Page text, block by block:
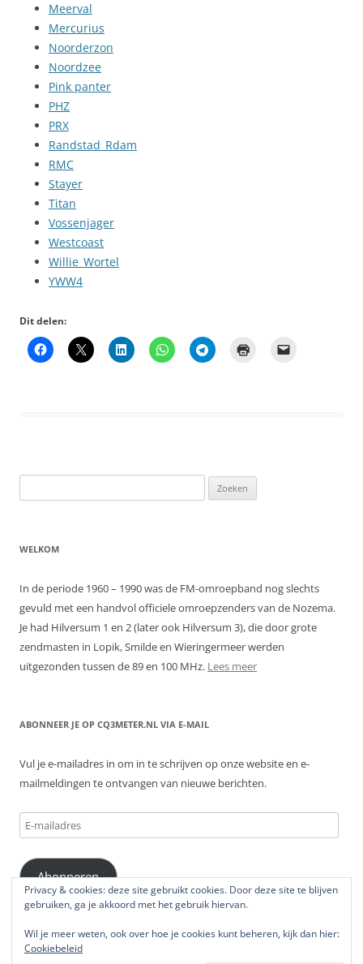
Meerval
Mercurius
Noorderzon
Noordzee
Pink panter
PHZ
PRX
Randstad_Rdam
RMC
Stayer
Titan
Vossenjager
Westcoast
Willie_Wortel
YWW4
Dit delen:
naar:
WELKOM
In de periode 1960 – 1990 was de FM-omroepband nog slechts
gevuld met een handvol officiele omroepzenders van de Nozema.
Je had Hilversum 1 en 2 (later ook Hilversum 3), die door grote
zendmasten in Lopik, Smilde en Wieringermeer werden
uitgezonden tussen de 89 en 100 MHz. Lees meer
ABONNEER JE OP CQ3METER.NL VIA E-MAIL
Vul je e-mailadres in om in te schrijven op onze website en e-
mailmeldingen te ontvangen van nieuwe berichten.
E-
mailadres
Abonneren
Privacy & cookies: deze site gebruikt cookies. Door deze site te blijven
gebruiken, ga je akkoord met het gebruik hiervan.
Wil je meer weten, ook over hoe je cookies kunt beheren, kijk dan hier:
Cookiebeleid